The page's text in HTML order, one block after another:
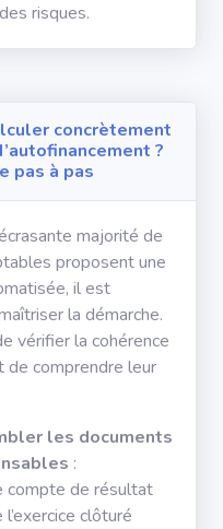
risques.
concrètement
?
pas à pas
majorité de
proposent une
il est
la démarche.
vérifier la cohérence
de comprendre leur
les documents
:
compte de résultat
l’exercice clôturé